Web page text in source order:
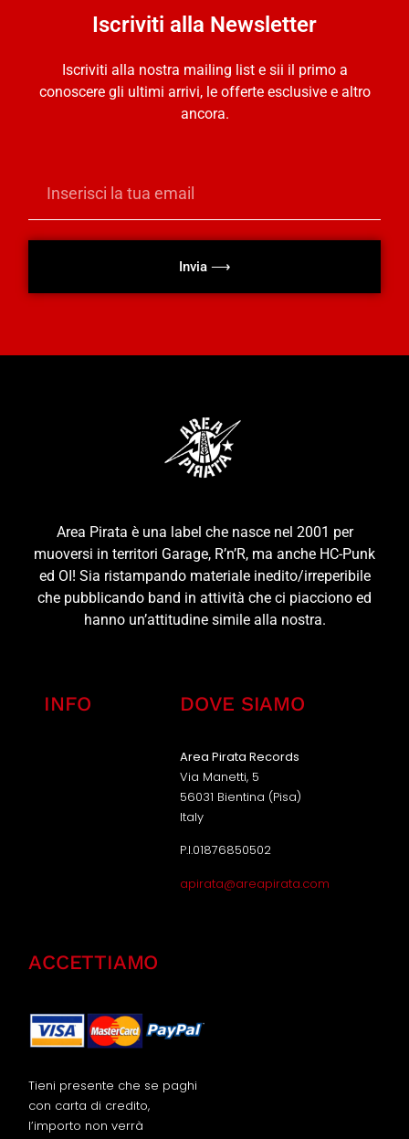
Iscriviti alla Newsletter
Iscriviti alla nostra mailing list e sii il primo a
conoscere gli ultimi arrivi, le offerte esclusive e altro
ancora.
Invia ⟶
Area Pirata è una label che nasce nel 2001 per
muoversi in territori Garage, R’n’R, ma anche HC-Punk
ed OI! Sia ristampando materiale inedito/irreperibile
che pubblicando band in attività che ci piacciono ed
hanno un’attitudine simile alla nostra.
INFO DOVE SIAMO
Area Pirata Records
Via Manetti, 5
56031 Bientina (Pisa)
Italy
P.I.01876850502
apirata@areapirata.com
ACCETTIAMO
Tieni presente che se paghi
con carta di credito,
l’importo non verrà